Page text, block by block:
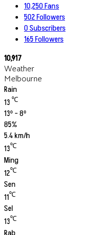
10,250Fans
502Followers
0Subscribers
165Followers
10,917
Weather
Melbourne
Rain
13℃
13º - 8º
85%
5.4 km/h
13℃
Ming
12℃
Sen
11℃
Sel
13℃